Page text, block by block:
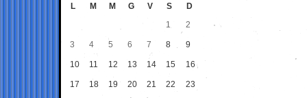
L M M G V S
D
1
2
3 4 5 6 7 8 9
10 11 12 13 14 15 16
17 18 19 20 21 22 23